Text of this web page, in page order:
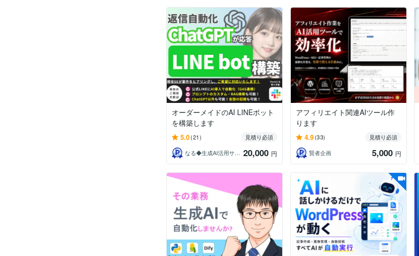
オーダーメイドのAI LINEボット
を構築します
5.0(21)
見積り必須
なる◆生成AI活用サポート
20,000 円
アフィリエイト関連AIツール作
ります
4.9(33)
見積り必須
賢者企画
5,000 円